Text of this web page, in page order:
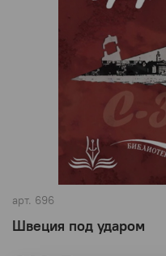
арт. 696
Швеция под ударом